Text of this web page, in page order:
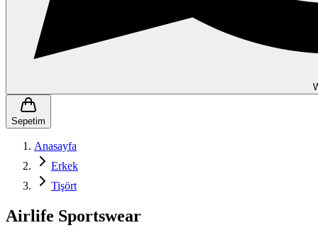
Sepetim
Anasayfa
Erkek
Tişört
Airlife Sportswear